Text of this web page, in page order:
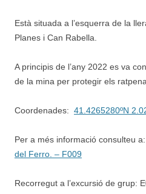
Està situada a l’esquerra de la
Planes i Can Rabella.
A principis de l’any 2022 es va
de la mina per protegir els
Coordenades: 41.4265280ºN
Per a més informació consulteu a:
del Ferro. – F009
Recorregut a l’excursió de grup: